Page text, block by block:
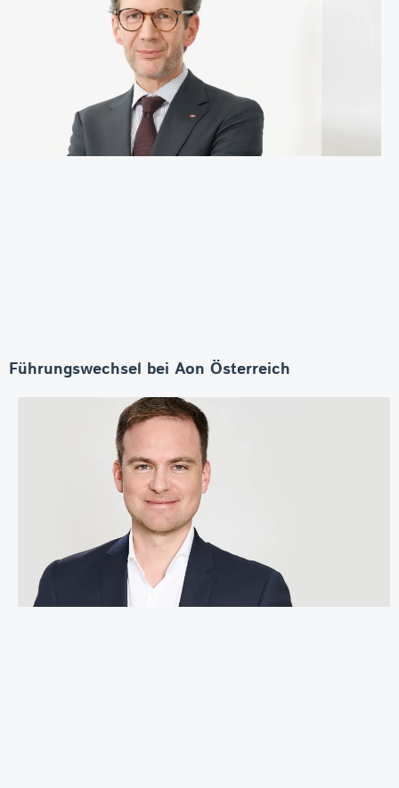
Führungswechsel bei Aon Österreich